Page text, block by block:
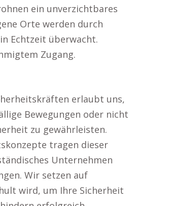
ein unverzichtbares
Orte werden durch
Echtzeit überwacht.
Zugang.
erlaubt uns,
Bewegungen oder nicht
zu gewährleisten.
tragen dieser
Unternehmen
Wir setzen auf
wird, um Ihre Sicherheit